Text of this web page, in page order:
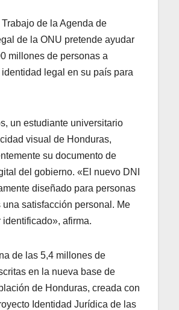
de la Agenda de
de la ONU pretende ayudar
millones de personas a
legal en su país para
un estudiante universitario
visual de Honduras,
su documento de
del gobierno. «El nuevo DNI
diseñado para personas
una satisfacción personal. Me
identificado», afirma.
de las 5,4 millones de
en la nueva base de
de Honduras, creada con
Identidad Jurídica de las